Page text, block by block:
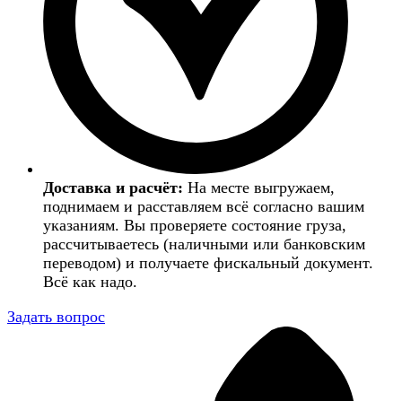
Доставка и расчёт: На месте выгружаем,
поднимаем и расставляем всё согласно вашим
указаниям. Вы проверяете состояние груза,
рассчитываетесь (наличными или банковским
переводом) и получаете фискальный документ.
Всё как надо.
Задать вопрос